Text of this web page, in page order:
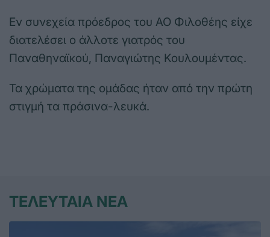
Εν συνεχεία πρόεδρος του ΑΟ Φιλοθέης είχε
διατελέσει ο άλλοτε γιατρός του
Παναθηναϊκού, Παναγιώτης Κουλουμέντας.
Τα χρώματα της ομάδας ήταν από την πρώτη
στιγμή τα πράσινα-λευκά.
ΤΕΛΕΥΤΑΙΑ ΝΕΑ